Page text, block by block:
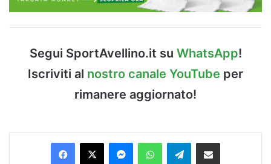
Segui SportAvellino.it su WhatsApp!
Iscriviti al nostro canale YouTube per
rimanere aggiornato!
Facebook
X MessengerWhatsAppTelegramCondividi via Email